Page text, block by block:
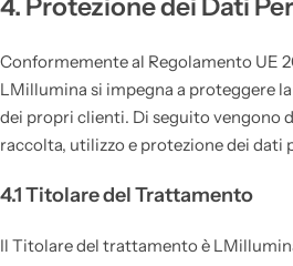
4. Protezione dei Dati
Conformemente al Regolamento UE
LMillumina si impegna a proteggere
dei propri clienti. Di seguito vengono
raccolta, utilizzo e protezione dei dati
4.1 Titolare del Trattamento
Il Titolare del trattamento è